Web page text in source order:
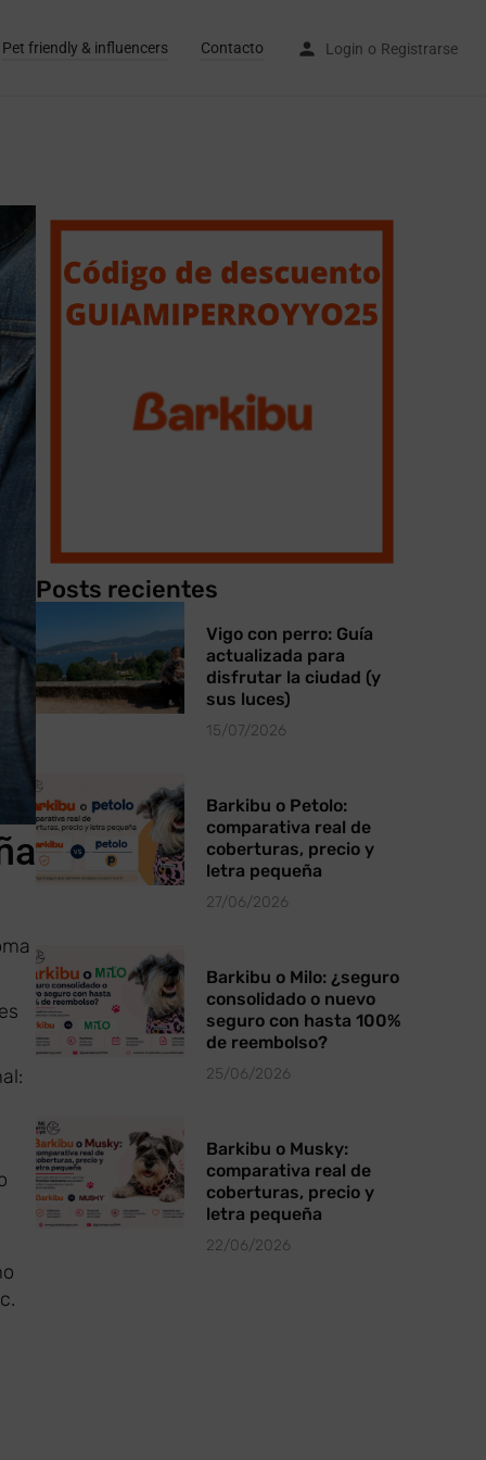
Pet friendly & influencers Contacto Login o Registrarse
Posts recientes
Vigo con perro: Guía
actualizada para
disfrutar la ciudad (y
sus luces)
15/07/2026
Barkibu o Petolo:
comparativa real de
coberturas, precio y
letra pequeña
27/06/2026
Barkibu o Milo: ¿seguro
consolidado o nuevo
seguro con hasta 100%
de reembolso?
25/06/2026
Barkibu o Musky:
comparativa real de
coberturas, precio y
letra pequeña
22/06/2026